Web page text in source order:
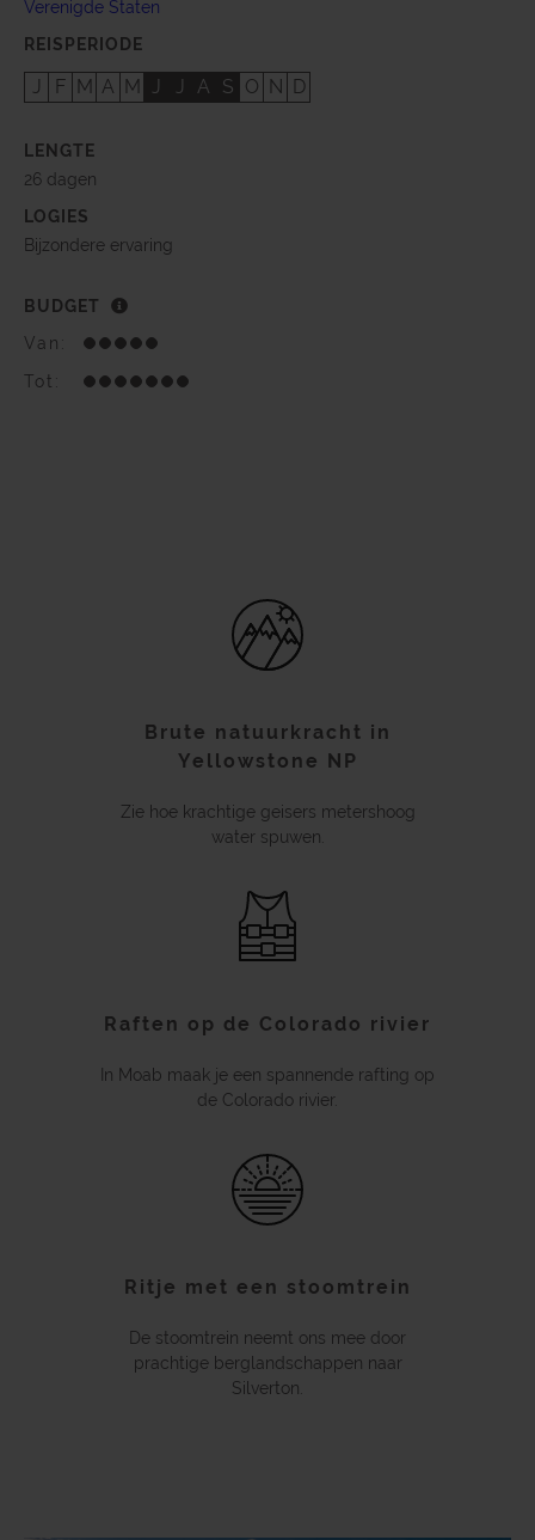
Verenigde Staten
REISPERIODE
J F M A M J J A S O N D
LENGTE
26 dagen
LOGIES
Bijzondere ervaring
BUDGET
Van:
Tot:
Brute natuurkracht in
Yellowstone NP
Zie hoe krachtige geisers metershoog
water spuwen.
Raften op de Colorado rivier
In Moab maak je een spannende rafting op
de Colorado rivier.
Ritje met een stoomtrein
De stoomtrein neemt ons mee door
prachtige berglandschappen naar
Silverton.